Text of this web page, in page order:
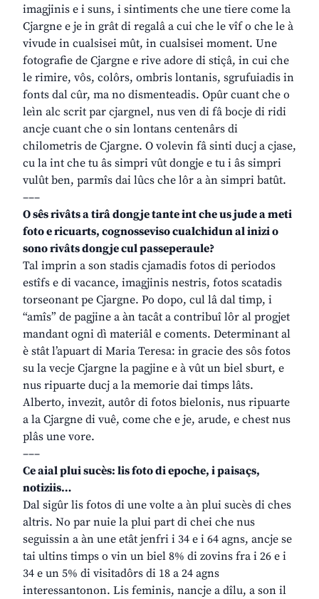
imagjinis e i suns, i sintiments che une tiere come la
Cjargne e je in grât di regalâ a cui che le vîf o che le à
vivude in cualsisei mût, in cualsisei moment. Une
fotografie de Cjargne e rive adore di stiçâ, in cui che
le rimire, vôs, colôrs, ombris lontanis, sgrufuiadis in
fonts dal cûr, ma no dismenteadis. Opûr cuant che o
leìn alc scrit par cjargnel, nus ven di fâ bocje di ridi
ancje cuant che o sin lontans centenârs di
chilometris de Cjargne. O volevin fâ sinti ducj a cjase,
cu la int che tu âs simpri vût dongje e tu i âs simpri
vulût ben, parmîs dai lûcs che lôr a àn simpri batût.
–––
O sês rivâts a tirâ dongje tante int che us jude a meti
foto e ricuarts, cognosseviso cualchidun al inizi o
sono rivâts dongje cul passeperaule?
Tal imprin a son stadis cjamadis fotos di periodos
estîfs e di vacance, imagjinis nestris, fotos scatadis
torseonant pe Cjargne. Po dopo, cul lâ dal timp, i
“amîs” de pagjine a àn tacât a contribuî lôr al progjet
mandant ogni dì materiâl e coments. Determinant al
è stât l’apuart di Maria Teresa: in gracie des sôs fotos
su la vecje Cjargne la pagjine e à vût un biel sburt, e
nus ripuarte ducj a la memorie dai timps lâts.
Alberto, invezit, autôr di fotos bielonis, nus ripuarte
a la Cjargne di vuê, come che e je, arude, e chest nus
plâs une vore.
–––
Ce aial plui sucès: lis foto di epoche, i paisaçs,
notiziis…
Dal sigûr lis fotos di une volte a àn plui sucès di ches
altris. No par nuie la plui part di chei che nus
seguissin a àn une etât jenfri i 34 e i 64 agns, ancje se
tai ultins timps o vin un biel 8% di zovins fra i 26 e i
34 e un 5% di visitadôrs di 18 a 24 agns
interessantonon. Lis feminis, nancje a dîlu, a son il